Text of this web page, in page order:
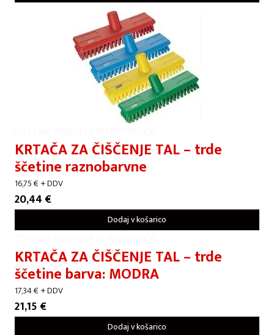
KRTAČA ZA ČIŠČENJE TAL – trde
ščetine raznobarvne
16,75€+ DDV
20,44 €
Dodaj v košarico
KRTAČA ZA ČIŠČENJE TAL – trde
ščetine barva: MODRA
17,34€+ DDV
21,15 €
Dodaj v košarico